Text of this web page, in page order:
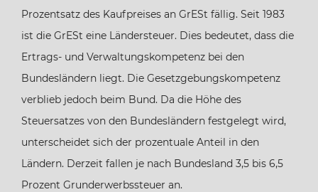
Prozentsatz des Kaufpreises an GrESt fällig. Seit 1983
ist die GrESt eine Ländersteuer. Dies bedeutet, dass die
Ertrags- und Verwaltungskompetenz bei den
Bundesländern liegt. Die Gesetzgebungskompetenz
verblieb jedoch beim Bund. Da die Höhe des
Steuersatzes von den Bundesländern festgelegt wird,
unterscheidet sich der prozentuale Anteil in den
Ländern. Derzeit fallen je nach Bundesland 3,5 bis 6,5
Prozent Grunderwerbssteuer an.